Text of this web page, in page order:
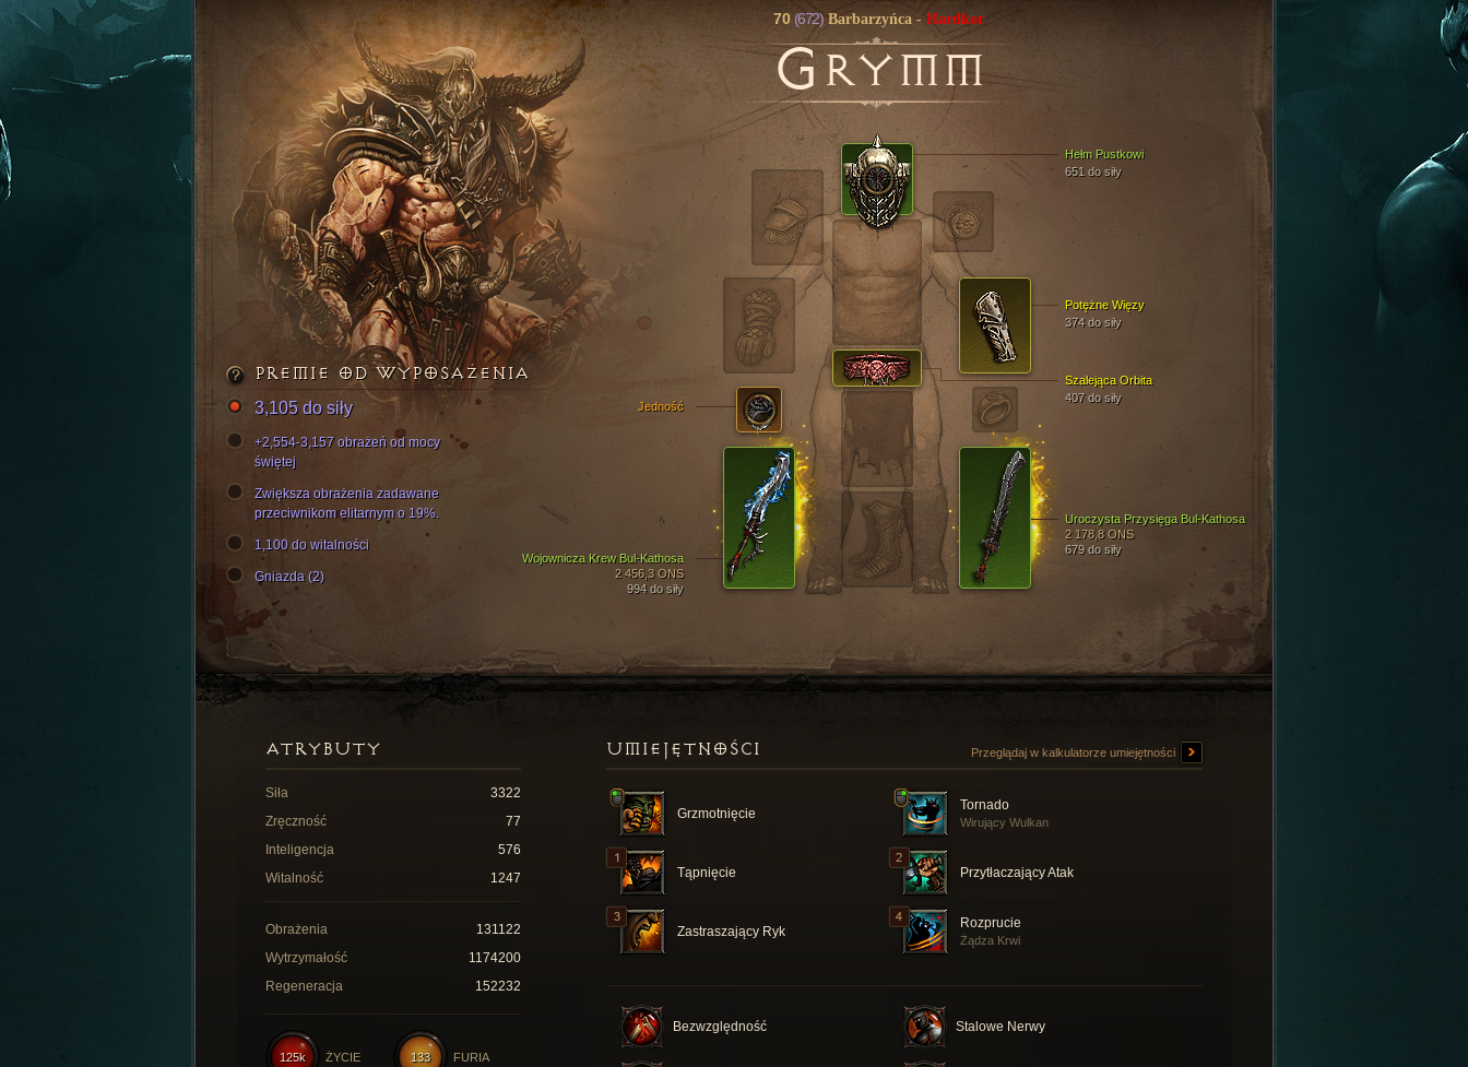
70 (672)Barbarzyńca - Hardkor
GRYMM
Hełm Pustkowi
651 do siły
Potężne Więzy
374 do siły
Wojownicza Krew Bul-Kathosa
2 456,3 ONS
994 do siły
Uroczysta Przysięga Bul-Kathosa
2 178,8 ONS
679 do siły
Szalejąca Orbita
407 do siły
Jedność
PREMIE OD WYPOSAŻENIA
3,105 do siły
+2,554-3,157 obrażeń od mocy
świętej
Zwiększa obrażenia zadawane
przeciwnikom elitarnym o 19%.
1,100 do witalności
Gniazda (2)
UMIEJĘTNOŚCI Przeglądaj w kalkulatorze umiejętności
Grzmotnięcie
Tornado
Wirujący Wulkan
Tąpnięcie Przytłaczający Atak
Zastraszający Ryk
Rozprucie
Żądza Krwi
Bezwzględność Stalowe Nerwy
ATRYBUTY
Siła
3322
Zręczność
77
Inteligencja
576
Witalność
1247
Obrażenia
131122
Wytrzymałość
1174200
Regeneracja
152232
133 FURIA
125k ŻYCIE